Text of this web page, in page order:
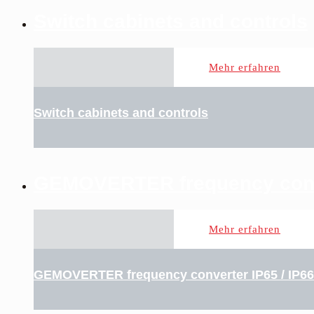
Mehr erfahren
Switch cabinets and controls
Mehr erfahren
GEMOVERTER frequency converter IP65 / IP66